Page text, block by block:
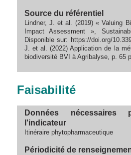
Source du référentiel
Lindner, J. et al. (2019) « Valuing
Impact Assessment »,
Disponible sur: https://doi.org/
J. et al. (2022) Application de la
biodiversité BVI à Agribalyse, p. 65
Faisabilité
Données nécessaires
l'indicateur
Itinéraire phytopharmaceutique
Périodicité de